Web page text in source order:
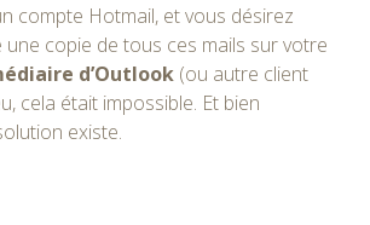
compte Hotmail, et vous désirez
copie de tous ces mails sur votre
d’Outlook (ou autre client
cela était impossible. Et bien
existe.